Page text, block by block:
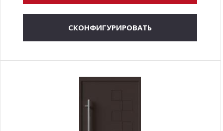
СКОНФИГУРИРОВАТЬ